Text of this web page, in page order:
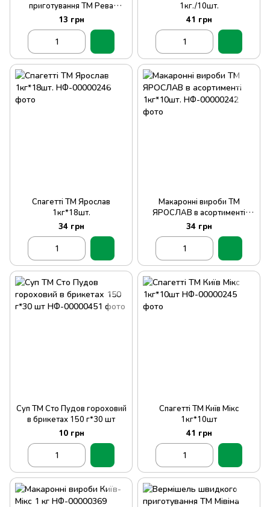
приготування ТМ Рева
60г*60шт
13 грн
1кг./10шт.
41 грн
Спагетті ТМ Ярослав
1кг*18шт.
34 грн
Макаронні вироби ТМ
ЯРОСЛАВ в асортименті
1кг*10шт.
34 грн
Суп ТМ Сто Пудов гороховий
в брикетах 150 г*30 шт
10 грн
Спагетті ТМ Київ Мікс
1кг*10шт
41 грн